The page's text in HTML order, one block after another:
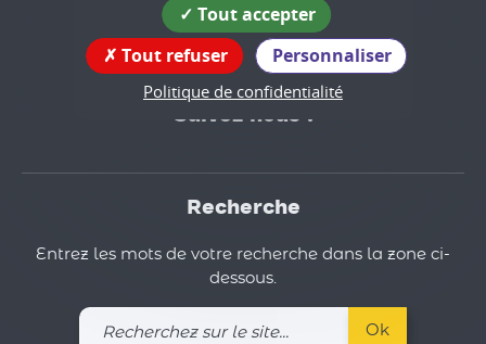
38160 BESSINS
tél : 04.76.64.11.42
mail : mairie.bessins@orange.fr
Suivez nous !
Recherche
Entrez les mots de votre recherche dans la zone ci-
dessous.
Recherchez
Ok
Tout accepter
Tout refuser
Personnaliser
Politique de confidentialité